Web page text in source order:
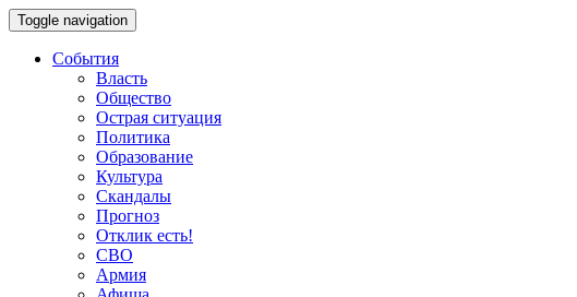
Toggle navigation
События
Власть
Общество
Острая ситуация
Политика
Образование
Культура
Скандалы
Прогноз
Отклик есть!
СВО
Армия